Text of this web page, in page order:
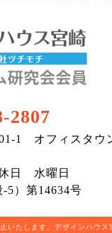
2807
1 オフィスタウ
日 水曜日
）第14634号
止いたします。デザインハウ